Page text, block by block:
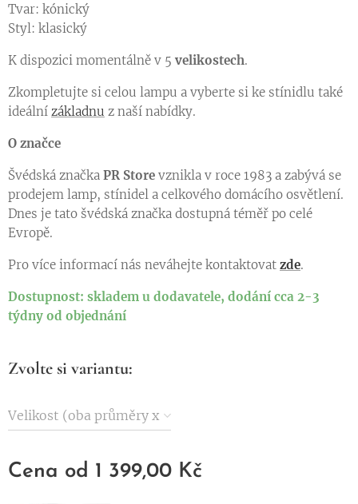
Tvar: kónický
Styl: klasický
K dispozici momentálně v 5 velikostech.
Zkompletujte si celou lampu a vyberte si ke stínidlu také
ideální základnu z naší nabídky.
O značce
Švédská značka PR Store vznikla v roce 1983 a zabývá se
prodejem lamp, stínidel a celkového domácího osvětlení.
Dnes je tato švédská značka dostupná téměř po celé
Evropě.
Pro více informací nás neváhejte kontaktovat zde.
Dostupnost: skladem u dodavatele, dodání cca 2-3
týdny od objednání
Zvolte si variantu:
Velikost (oba průměry x
Cena od 1 399,00 Kč